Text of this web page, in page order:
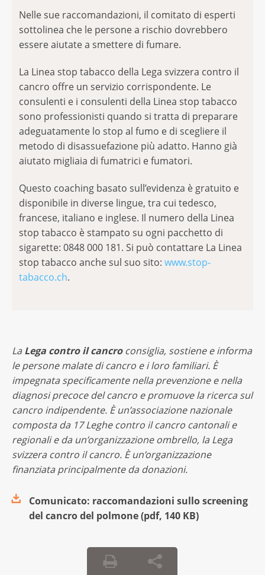
Nelle sue raccomandazioni, il comitato di esperti
sottolinea che le persone a rischio dovrebbero
essere aiutate a smettere di fumare.
La Linea stop tabacco della Lega svizzera contro il
cancro offre un servizio corrispondente. Le
consulenti e i consulenti della Linea stop tabacco
sono professionisti quando si tratta di preparare
adeguatamente lo stop al fumo e di scegliere il
metodo di disassuefazione più adatto. Hanno già
aiutato migliaia di fumatrici e fumatori.
Questo coaching basato sull’evidenza è gratuito e
disponibile in diverse lingue, tra cui tedesco,
francese, italiano e inglese. Il numero della Linea
stop tabacco è stampato su ogni pacchetto di
sigarette: 0848 000 181. Si può contattare La Linea
stop tabacco anche sul suo sito: www.stop-
tabacco.ch.
LaLega contro il cancroconsiglia, sostiene e informa
le persone malate di cancro e i loro familiari. È
impegnata specificamente nella prevenzione e nella
diagnosi precoce del cancro e promuove la ricerca sul
cancro indipendente. È un’associazione nazionale
composta da 17 Leghe contro il cancro cantonali e
regionali e da un’organizzazione ombrello, la Lega
svizzera contro il cancro. È un’organizzazione
finanziata principalmente da donazioni.
Comunicato: raccomandazioni sullo screening
del cancro del polmone(pdf, 140 KB)